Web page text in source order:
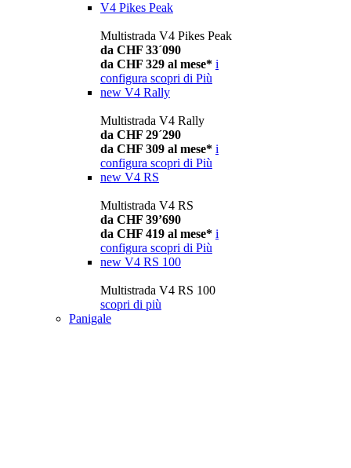
V4 Pikes Peak
Multistrada V4 Pikes Peak
da CHF 33´090
da CHF 329 al mese* i
configura scopri di Più
new V4 Rally
Multistrada V4 Rally
da CHF 29´290
da CHF 309 al mese* i
configura scopri di Più
new V4 RS
Multistrada V4 RS
da CHF 39’690
da CHF 419 al mese* i
configura scopri di Più
new V4 RS 100
Multistrada V4 RS 100
scopri di più
Panigale